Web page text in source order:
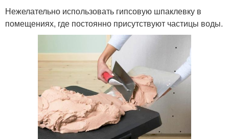
Нежелательно использовать гипсовую шпаклевку в
помещениях, где постоянно присутствуют частицы воды.